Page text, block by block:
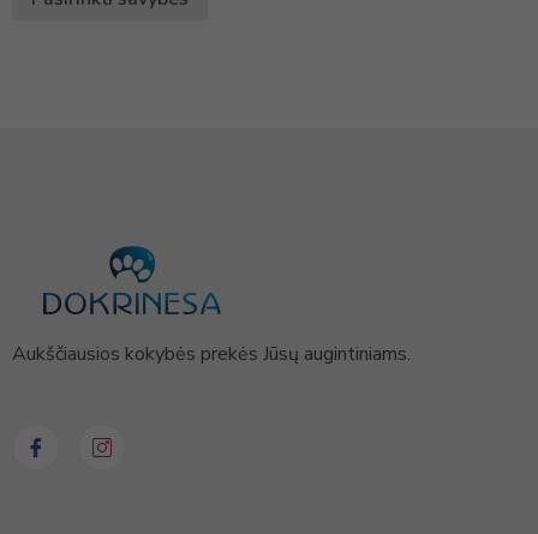
Aukščiausios kokybės prekės Jūsų augintiniams.